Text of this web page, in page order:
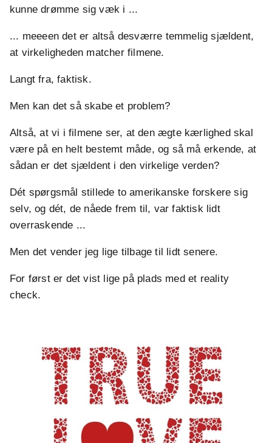
kunne drømme sig væk i ...
... meeeen det er altså desværre temmelig sjældent,
at virkeligheden matcher filmene.
Langt fra, faktisk.
Men kan det så skabe et problem?
Altså, at vi i filmene ser, at den ægte kærlighed skal
være på en helt bestemt måde, og så må erkende, at
sådan er det sjældent i den virkelige verden?
Dét spørgsmål stillede to amerikanske forskere sig
selv, og dét, de nåede frem til, var faktisk lidt
overraskende ...
Men det vender jeg lige tilbage til lidt senere.
For først er det vist lige på plads med et reality
check.